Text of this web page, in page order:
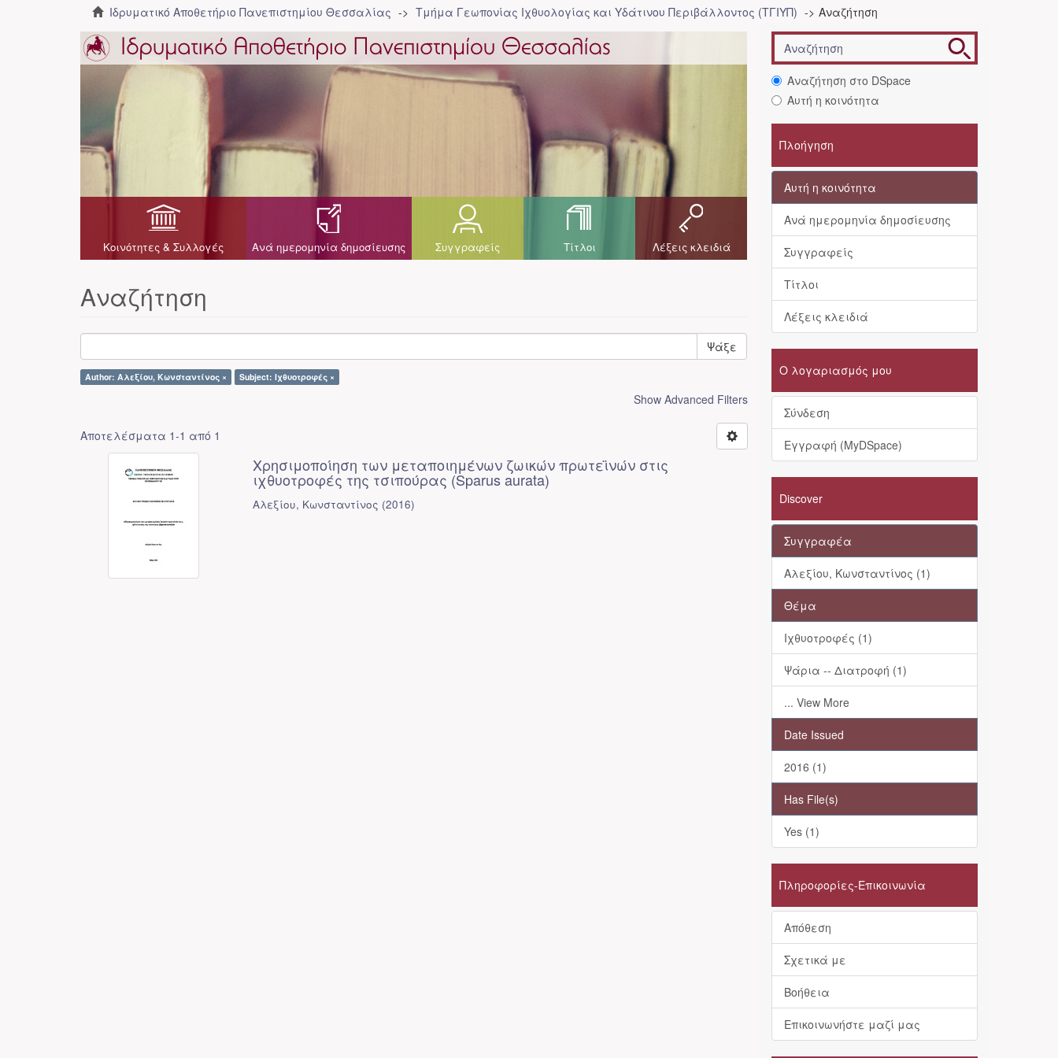
Ιδρυματικό Αποθετήριο Πανεπιστημίου Θεσσαλίας Τμήμα Γεωπονίας Ιχθυολογίας και Υδάτινου Περιβάλλοντος (ΤΓΙΥΠ) Αναζήτηση
Κοινότητες & Συλλογές Ανά ημερομηνία δημοσίευσης Συγγραφείς Τίτλοι Λέξεις κλειδιά
Αναζήτηση
Ψάξε
Author: Αλεξίου, Κωνσταντίνος × Subject: Ιχθυοτροφές ×
Show Advanced Filters
Αποτελέσματα 1-1 από 1
Χρησιμοποίηση των μεταποιημένων ζωικών πρωτεϊνών στις
ιχθυοτροφές της τσιπούρας (Sparus aurata)
Αλεξίου, Κωνσταντίνος (2016)
Αναζήτηση στο DSpace
Αυτή η κοινότητα
Πλοήγηση
Αυτή η κοινότητα
Ανά ημερομηνία δημοσίευσης
Συγγραφείς
Τίτλοι
Λέξεις κλειδιά
Ο λογαριασμός μου
Σύνδεση
Εγγραφή (MyDSpace)
Discover
Συγγραφέα
Αλεξίου, Κωνσταντίνος (1)
Θέμα
Ιχθυοτροφές (1)
Ψάρια -- Διατροφή (1)
... View More
Date Issued
2016 (1)
Has File(s)
Yes (1)
Πληροφορίες-Επικοινωνία
Απόθεση
Σχετικά με
Βοήθεια
Επικοινωνήστε μαζί μας